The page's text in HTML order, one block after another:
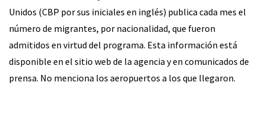
Unidos (CBP por sus iniciales en inglés) publica cada mes el
número de migrantes, por nacionalidad, que fueron
admitidos en virtud del programa. Esta información está
disponible en el sitio web de la agencia y en comunicados de
prensa. No menciona los aeropuertos a los que llegaron.